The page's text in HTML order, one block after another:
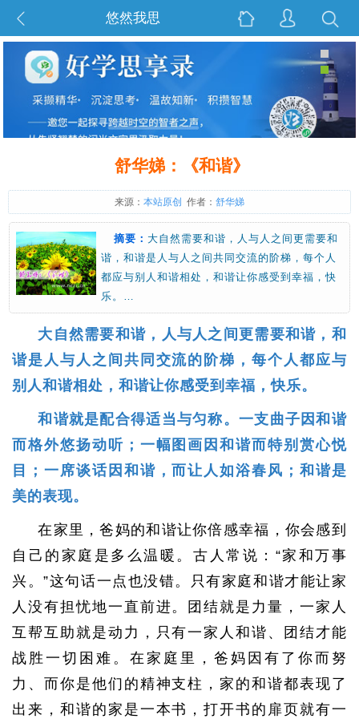
悠然我思
舒华娣：《和谐》
来源： 本站原创 作者： 舒华娣
摘要： 大自然需要和谐，人与人之间更需要和
谐，和谐是人与人之间共同交流的阶梯，每个人
都应与别人和谐相处，和谐让你感受到幸福，快
乐。…
大自然需要和谐，人与人之间更需要和谐，和
谐是人与人之间共同交流的阶梯，每个人都应与
别人和谐相处，和谐让你感受到幸福，快乐。
和谐就是配合得适当与匀称。一支曲子因和谐
而格外悠扬动听；一幅图画因和谐而特别赏心悦
目；一席谈话因和谐，而让人如浴春风；和谐是
美的表现。
在家里，爸妈的和谐让你倍感幸福，你会感到
自己的家庭是多么温暖。古人常说：“家和万事
兴。”这句话一点也没错。只有家庭和谐才能让家
人没有担忧地一直前进。团结就是力量，一家人
互帮互助就是动力，只有一家人和谐、团结才能
战胜一切困难。在家庭里，爸妈因有了你而努
力、而你是他们的精神支柱，家的和谐都表现了
出来，和谐的家是一本书，打开书的扉页就有一